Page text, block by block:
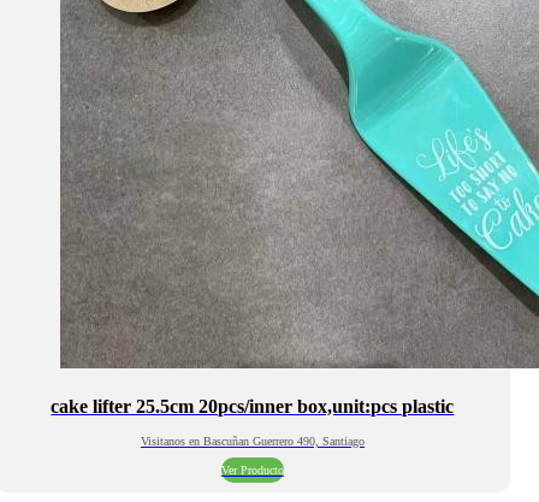
cake lifter 25.5cm 20pcs/inner box,unit:pcs plastic
Visitanos en Bascuñan Guerrero 490, Santiago
Ver Producto